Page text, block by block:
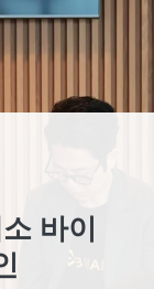
바이